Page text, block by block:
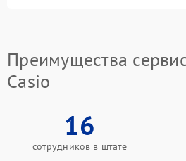
Преимущества
Casio
16
сотрудников в штате